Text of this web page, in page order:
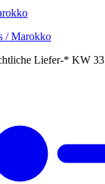
/ Marokko
Liefer-* KW 33